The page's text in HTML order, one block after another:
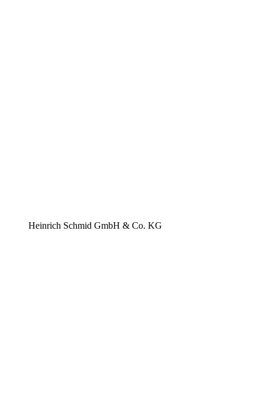
Heinrich Schmid GmbH & Co. KG